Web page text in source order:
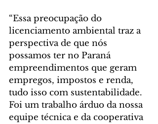
“Essa preocupação do
licenciamento ambiental traz a
perspectiva de que nós
possamos ter no Paraná
empreendimentos que geram
empregos, impostos e renda,
tudo isso com sustentabilidade.
Foi um trabalho árduo da nossa
equipe técnica e da cooperativa